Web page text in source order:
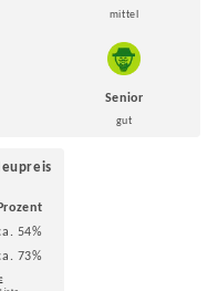
mittel
Senior
gut
Prozent
54%
73%